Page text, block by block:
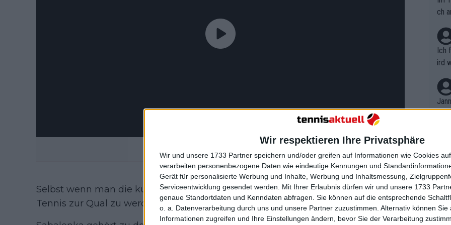
Wir respektieren Ihre Privatsphäre
Wir und unsere 1733 Partner speichern und/oder greifen auf Informationen wie Cookies
verarbeiten personenbezogene Daten wie eindeutige Kennungen und
Gerät für personalisierte Werbung und Inhalte, Werbung und Inhaltsmessung,
Serviceentwicklung gesendet werden. Mit Ihrer Erlaubnis dürfen wir und unsere 1733
genaue Standortdaten und Kenndaten abfragen. Sie können auf die entsprechende
o. a. Datenverarbeitung durch uns und unsere Partner zuzustimmen. Alternativ können Sie
Informationen zugreifen und Ihre Einstellungen ändern, bevor Sie der Verarbeitung
Selbst wenn man die kulturelle Schieflage ausblendet, droht das tatsächliche
Tennis zur Qual zu werden.
ch
Ich
ird
r in
em
t,
B.
on
n
nt.